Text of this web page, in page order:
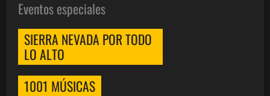
Eventos especiales
SIERRA NEVADA POR TODO
LO ALTO
1001 MÚSICAS